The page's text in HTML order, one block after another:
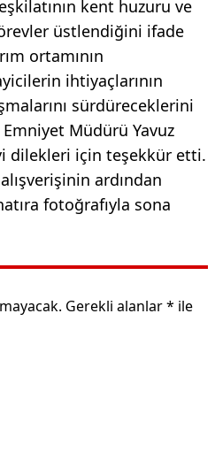
kent huzuru ve
üstlendiğini ifade
ortamının
ihtiyaçlarının
sürdüreceklerini
Müdürü Yavuz
dilekleri için teşekkür etti.
ardından
fotoğrafıyla sona
Gerekli alanlar* ile